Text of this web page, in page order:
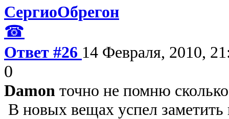
СергиоОбрегон
☎
Ответ #26 14 Февраля, 2010,
0
Damon точно не помню
В новых вещах успел